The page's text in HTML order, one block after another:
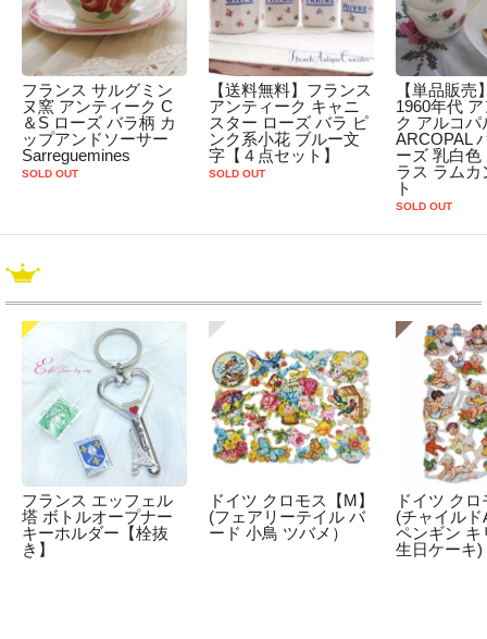
フランス サルグミン
ヌ窯 アンティーク C
＆S ローズ バラ柄 カ
ップアンドソーサー
Sarreguemines
SOLD OUT
【送料無料】フランス
アンティーク キャニ
スター ローズ バラ ピ
ンク系小花 ブルー文
字【４点セット】
SOLD OUT
【単品販売
1960年代
ク アルコパ
ARCOPAL
ーズ 乳白色
ラス ラムカ
ト
SOLD OUT
フランス エッフェル
塔 ボトルオープナー
キーホルダー【栓抜
き】
ドイツ クロモス【M】
(フェアリーテイル バ
ード 小鳥 ツバメ）
ドイツ ク
(チャイルド
ペンギン キ
生日ケーキ)